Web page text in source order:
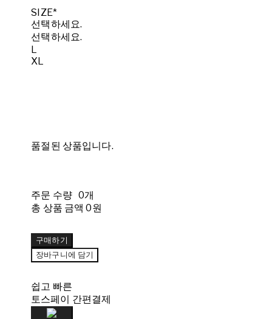
SIZE*
선택하세요.
선택하세요.
L
XL
품절된 상품입니다.
주문 수량 0개
총 상품 금액 0원
구매하기
장바구니에 담기
쉽고 빠른
토스페이 간편결제